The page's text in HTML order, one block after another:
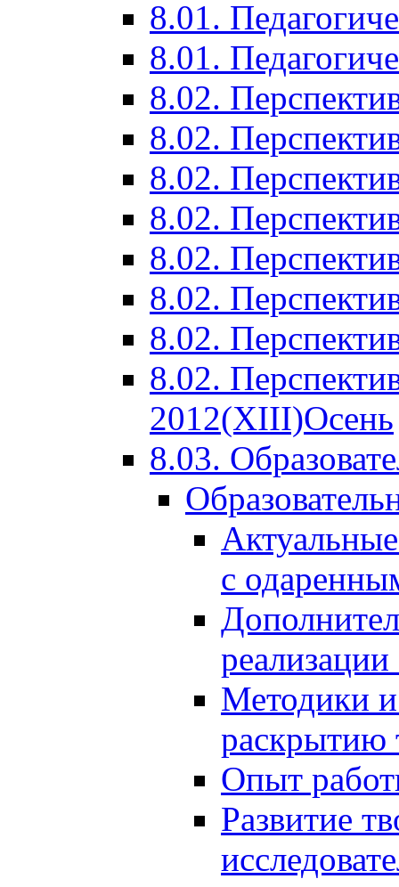
8.01.
8.01.
8.02.
8.02.
8.02.
8.02.
8.02.
8.02.
8.02.
8.02.
2012(XIII)Осень
8.03.
с
Методики
раскрытию
Опыт
Развитие